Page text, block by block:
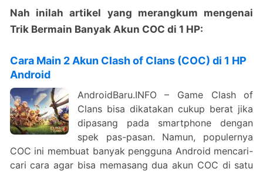
Nah inilah artikel yang merangkum mengenai
Trik Bermain Banyak Akun COC di 1 HP:
Cara Main 2 Akun Clash of Clans (COC) di 1 HP
Android
AndroidBaru.INFO – Game Clash of
Clans bisa dikatakan cukup berat jika
dipasang pada smartphone dengan
spek pas-pasan. Namun, populernya
COC ini membuat banyak pengguna Android mencari-
cari cara agar bisa memasang dua akun COC di satu